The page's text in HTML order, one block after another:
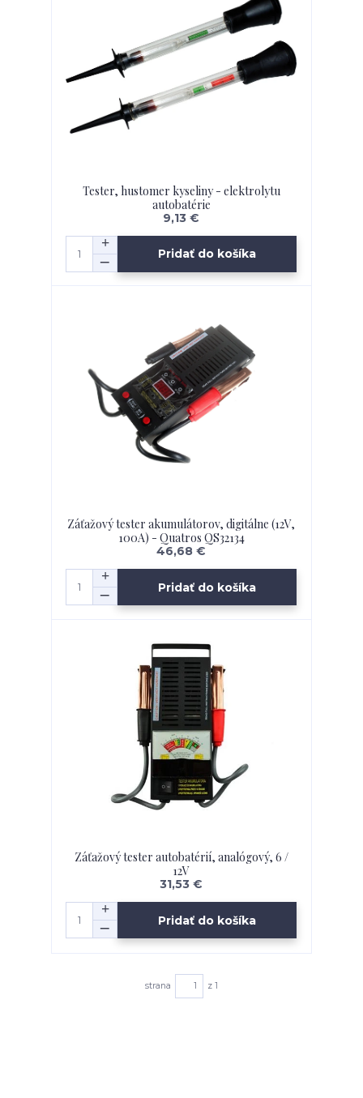
Tester, hustomer kyseliny - elektrolytu
autobatérie
9,13 €
Pridať do košíka
Záťažový tester akumulátorov, digitálne (12V,
100A) - Quatros QS32134
46,68 €
Pridať do košíka
Záťažový tester autobatérií, analógový, 6 /
12V
31,53 €
Pridať do košíka
strana z 1